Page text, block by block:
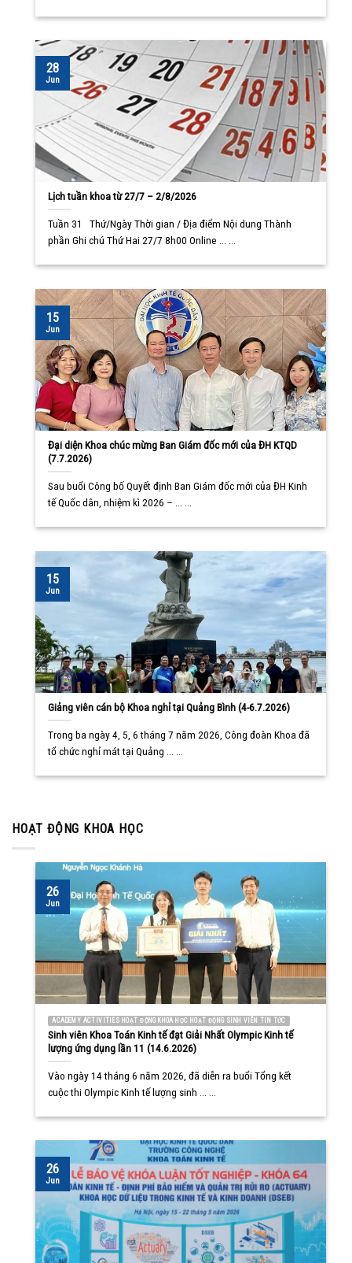
Lịch tuần khoa từ 27/7 – 2/8/2026
Tuần 31 Thứ/Ngày Thời gian / Địa điểm Nội dung Thành
phần Ghi chú Thứ Hai 27/7 8h00 Online ... ...
28
Jun
Đại diện Khoa chúc mừng Ban Giám đốc mới của ĐH KTQD
(7.7.2026)
Sau buổi Công bố Quyết định Ban Giám đốc mới của ĐH Kinh
tế Quốc dân, nhiệm kì 2026 – ... ...
15
Jun
Giảng viên cán bộ Khoa nghỉ tại Quảng Bình (4-6.7.2026)
Trong ba ngày 4, 5, 6 tháng 7 năm 2026, Công đoàn Khoa đã
tổ chức nghỉ mát tại Quảng ... ...
15
Jun
HOẠT ĐỘNG KHOA HỌC
ACADEMY ACTIVITIES HOẠT ĐỘNG KHOA HỌC HOẠT ĐỘNG SINH VIÊN TIN TỨC
Sinh viên Khoa Toán Kinh tế đạt Giải Nhất Olympic Kinh tế
lượng ứng dụng lần 11 (14.6.2026)
Vào ngày 14 tháng 6 năm 2026, đã diễn ra buổi Tổng kết
cuộc thi Olympic Kinh tế lượng sinh ... ...
26
Jun
26
Jun